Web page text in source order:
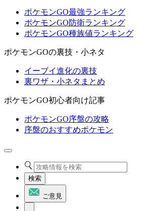
ポケモンGO最強ランキング
ポケモンGO防衛ランキング
ポケモンGO種族値ランキング
ポケモンGOの裏技・小ネタ
イーブイ進化の裏技
裏ワザ・小ネタまとめ
ポケモンGO初心者向け記事
ポケモンGO序盤の攻略
序盤のおすすめポケモン
検索
ご意見